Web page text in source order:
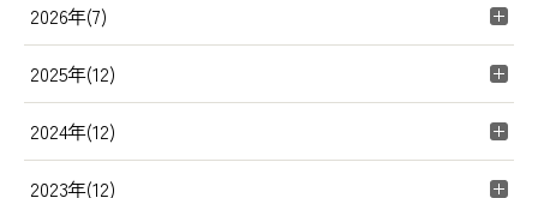
2026年(7)
2025年(12)
2024年(12)
2023年(12)